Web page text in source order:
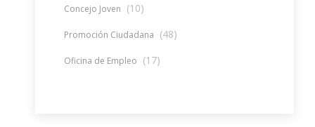
Concejo Joven (10)
Promoción Ciudadana (48)
Oficina de Empleo (17)